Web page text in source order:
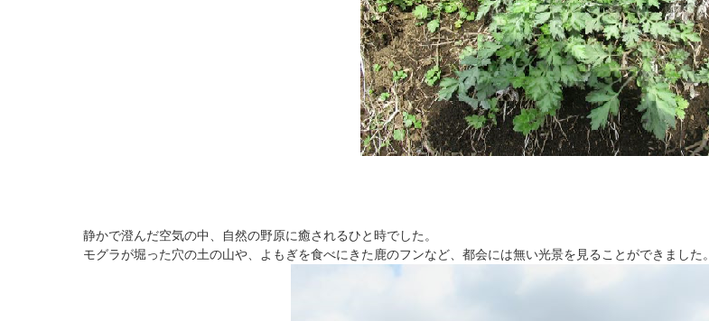
静かで澄んだ空気の中、自然の野原に癒されるひと時でした。
モグラが堀った穴の土の山や、よもぎを食べにきた鹿のフンなど、都会には無い光景を見ることができました。